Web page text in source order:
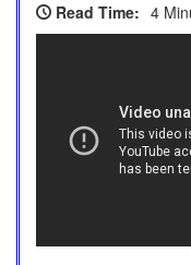
Read Time: 4